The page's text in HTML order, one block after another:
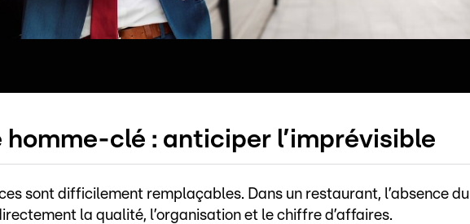
homme-clé : anticiper l’imprévisible
sont difficilement remplaçables. Dans un restaurant, l’absence du
la qualité, l’organisation et le chiffre d’affaires.